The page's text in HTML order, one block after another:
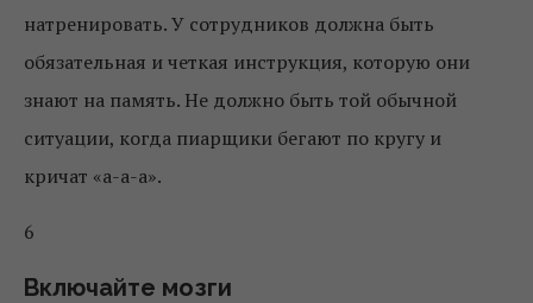
натренировать. У сотрудников должна быть
обязательная и четкая инструкция, которую они
знают на память. Не должно быть той обычной
ситуации, когда пиарщики бегают по кругу и
кричат «а-а-а».
6
Включайте мозги